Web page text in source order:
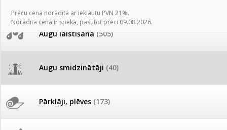
Augu laistīšana (505)
Augu smidzinātāji (40)
Pārklāji, plēves (173)
Ūdens piemērotības noteikšana
smidzinājumu veikšanai
Tomātu sēklu katalogs
Preču cena norādīta ar iekļautu PVN 21%.
Norādītā cena ir spēkā, pasūtot preci 09.08.2026.